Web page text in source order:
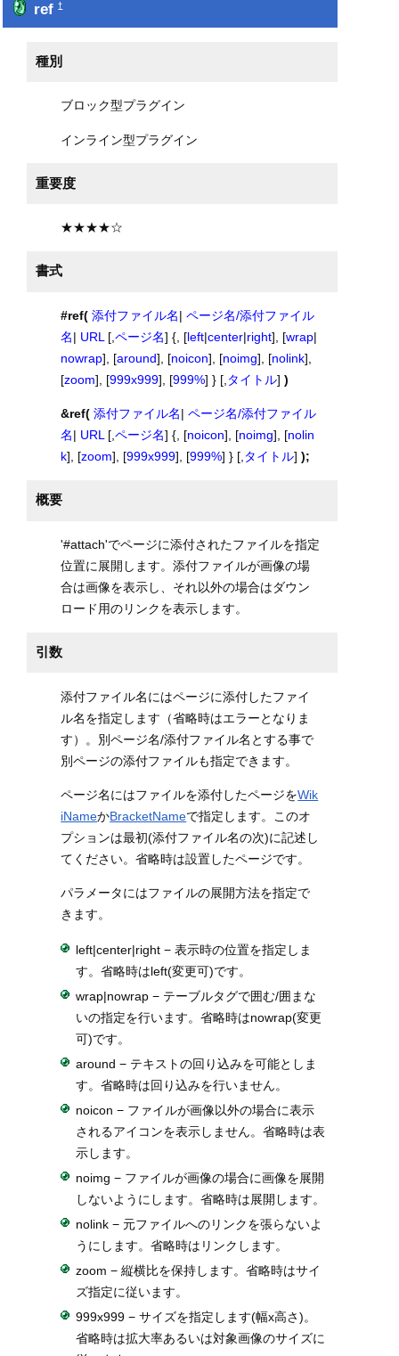
ref†
種別
ブロック型プラグイン
インライン型プラグイン
重要度
★★★★☆
書式
#ref( 添付ファイル名|ページ名/添付ファイル
名| URL [,ページ名] {, [left|center|right], [wrap|
nowrap], [around], [noicon], [noimg], [nolink],
[zoom], [999x999], [999%] } [, タイトル])
&ref( 添付ファイル名|ページ名/添付ファイル
名| URL[,ページ名] {, [noicon], [noimg], [nolin
k], [zoom], [999x999], [999%] } [,タイトル]);
概要
'#attach'でページに添付されたファイルを指定
位置に展開します。添付ファイルが画像の場
合は画像を表示し、それ以外の場合はダウン
ロード用のリンクを表示します。
引数
添付ファイル名にはページに添付したファイ
ル名を指定します（省略時はエラーとなりま
す）。別ページ名/添付ファイル名とする事で
別ページの添付ファイルも指定できます。
ページ名にはファイルを添付したページをWik
iNameかBracketNameで指定します。このオ
プションは最初(添付ファイル名の次)に記述し
てください。省略時は設置したページです。
パラメータにはファイルの展開方法を指定で
きます。
left|center|right − 表示時の位置を指定しま
す。省略時はleft(変更可)です。
wrap|nowrap − テーブルタグで囲む/囲まな
いの指定を行います。省略時はnowrap(変更
可)です。
around − テキストの回り込みを可能としま
す。省略時は回り込みを行いません。
noicon − ファイルが画像以外の場合に表示
されるアイコンを表示しません。省略時は表
示します。
noimg − ファイルが画像の場合に画像を展開
しないようにします。省略時は展開します。
nolink − 元ファイルへのリンクを張らないよ
うにします。省略時はリンクします。
zoom − 縦横比を保持します。省略時はサイ
ズ指定に従います。
999x999 − サイズを指定します(幅x高さ)。
省略時は拡大率あるいは対象画像のサイズに